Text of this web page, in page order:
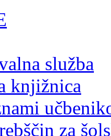
služba
knjižnica
za